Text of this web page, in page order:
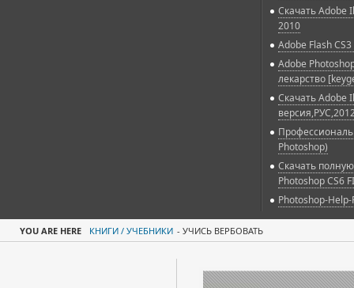
Скачать Adobe
2010
Adobe Flash
Adobe
лекарство
Скачать Adobe
Photoshop)
Скачать
Photoshop CS6
Photoshop-Help-
YOU ARE HERE КНИГИ / УЧЕБНИКИ - УЧИСЬ ВЕРБОВАТЬ